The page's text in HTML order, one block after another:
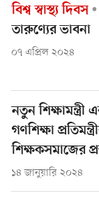
বিশ্ব স্বাস্থ্য দিবস
তারুণ্যের ভাবনা
০৭ এপ্রিল ২০২৪
নতুন শিক্ষামন্ত্রী
গণশিক্ষা
শিক্ষকসমাজের
১৪ জানুয়ারি ২০২৪